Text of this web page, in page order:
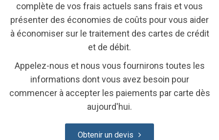
complète de vos frais actuels sans frais et vous
présenter des économies de coûts pour vous aider
à économiser sur le traitement des cartes de crédit
et de débit.
Appelez-nous et nous vous fournirons toutes les
informations dont vous avez besoin pour
commencer à accepter les paiements par carte dès
aujourd'hui.
Obtenir un devis